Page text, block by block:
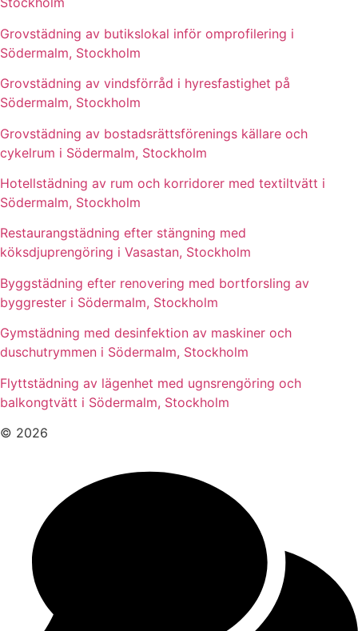
Grovstädning av butikslokal inför omprofilering i
Södermalm, Stockholm
Grovstädning av vindsförråd i hyresfastighet på
Södermalm, Stockholm
Grovstädning av bostadsrättsförenings källare och
cykelrum i Södermalm, Stockholm
Hotellstädning av rum och korridorer med textiltvätt i
Södermalm, Stockholm
Restaurangstädning efter stängning med
köksdjuprengöring i Vasastan, Stockholm
Byggstädning efter renovering med bortforsling av
byggrester i Södermalm, Stockholm
Gymstädning med desinfektion av maskiner och
duschutrymmen i Södermalm, Stockholm
Flyttstädning av lägenhet med ugnsrengöring och
balkongtvätt i Södermalm, Stockholm
© 2026